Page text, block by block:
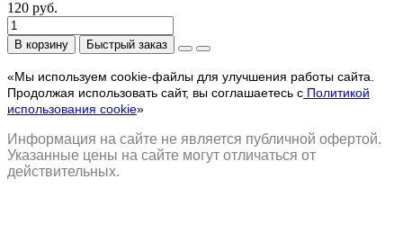
120 руб.
В корзину Быстрый заказ
«Мы используем cookie-файлы для улучшения работы сайта.
Продолжая использовать сайт, вы соглашаетесь с Политикой
использования cookie»
Информация на сайте не является публичной офертой.
Указанные цены на сайте могут отличаться от
действительных.